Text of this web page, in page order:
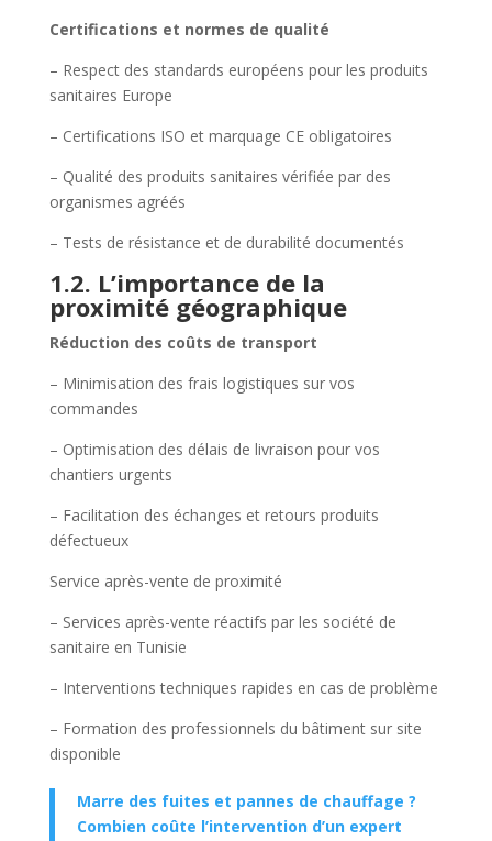
Certifications et normes de qualité
– Respect des standards européens pour les produits
sanitaires Europe
– Certifications ISO et marquage CE obligatoires
– Qualité des produits sanitaires vérifiée par des
organismes agréés
– Tests de résistance et de durabilité documentés
1.2. L’importance de la
proximité géographique
Réduction des coûts de transport
– Minimisation des frais logistiques sur vos
commandes
– Optimisation des délais de livraison pour vos
chantiers urgents
– Facilitation des échanges et retours produits
défectueux
Service après-vente de proximité
– Services après-vente réactifs par les société de
sanitaire en Tunisie
– Interventions techniques rapides en cas de problème
– Formation des professionnels du bâtiment sur site
disponible
Marre des fuites et pannes de chauffage ?
Combien coûte l’intervention d’un expert